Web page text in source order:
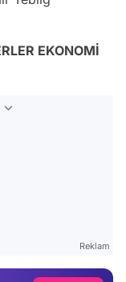
EKONOMİ
Reklam